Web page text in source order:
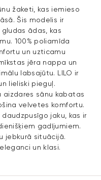
žaketi, kas iemieso
Šis modelis ir
ādas, kas
100% poliamīda
un uzticamu
jēra nappa un
labsajūtu. LILO ir
lieliski pieguļ.
aizdares sānu kabatas
velvetes komfortu.
jaku, kas ir
gadījumiem.
jebkurā situācijā.
un klasi.